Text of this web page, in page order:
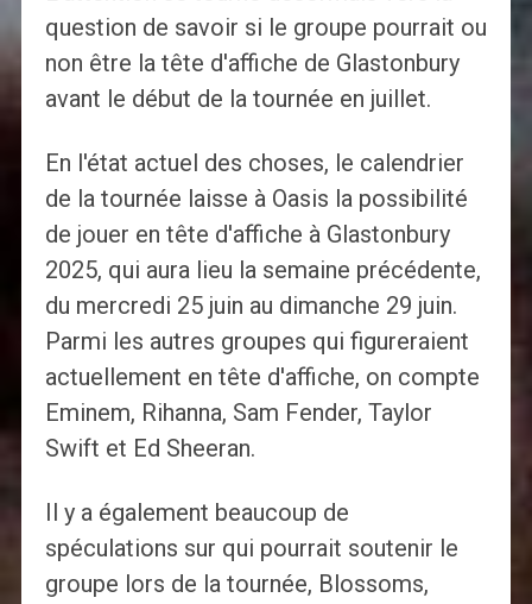
question de savoir si le groupe pourrait ou
non être la tête d'affiche de Glastonbury
avant le début de la tournée en juillet.
En l'état actuel des choses, le calendrier
de la tournée laisse à Oasis la possibilité
de jouer en tête d'affiche à Glastonbury
2025, qui aura lieu la semaine précédente,
du mercredi 25 juin au dimanche 29 juin.
Parmi les autres groupes qui figureraient
actuellement en tête d'affiche, on compte
Eminem, Rihanna, Sam Fender, Taylor
Swift et Ed Sheeran.
Il y a également beaucoup de
spéculations sur qui pourrait soutenir le
groupe lors de la tournée, Blossoms,